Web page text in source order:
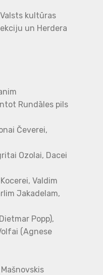
kultūras
un Herdera
Rundāles pils
Čeverei,
Ozolai, Dacei
Valdim
Jakadelam,
Popp),
(Agnese